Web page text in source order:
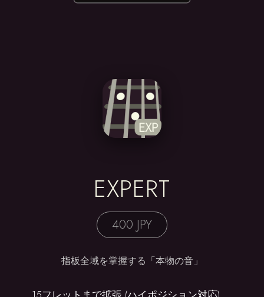
EXPERT
400 JPY
指板全域を掌握する「本物の音」